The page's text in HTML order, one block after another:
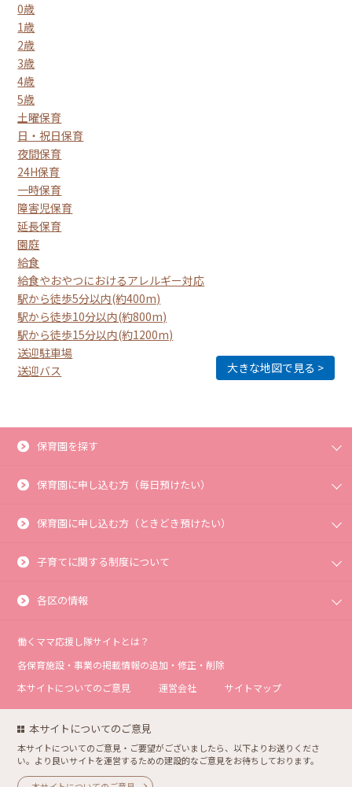
大きな地図で見る
0歳
1歳
2歳
3歳
4歳
5歳
土曜保育
日・祝日保育
夜間保育
24H保育
一時保育
障害児保育
延長保育
園庭
給食
給食やおやつにおけるアレルギー対応
駅から徒歩5分以内(約400m)
駅から徒歩10分以内(約800m)
駅から徒歩15分以内(約1200m)
送迎駐車場
送迎バス
保育園を探す
保育園に申し込む方（毎日預けたい）
保育園に申し込む方（ときどき預けたい）
子育てに関する制度について
各区の情報
働くママ応援し隊サイトとは？
各保育施設・事業の掲載情報の追加・修正・削除
本サイトについてのご意見
運営会社 サイトマップ
本サイトについてのご意見
本サイトについてのご意見・ご要望がございましたら、以下よりお送りくださ
い。より良いサイトを運営するための建設的なご意見をお待ちしております。